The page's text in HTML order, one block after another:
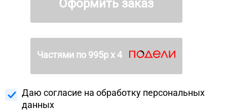
Оформить заказ
Частями по 995р х 4
Даю согласие на обработку персональных
данных